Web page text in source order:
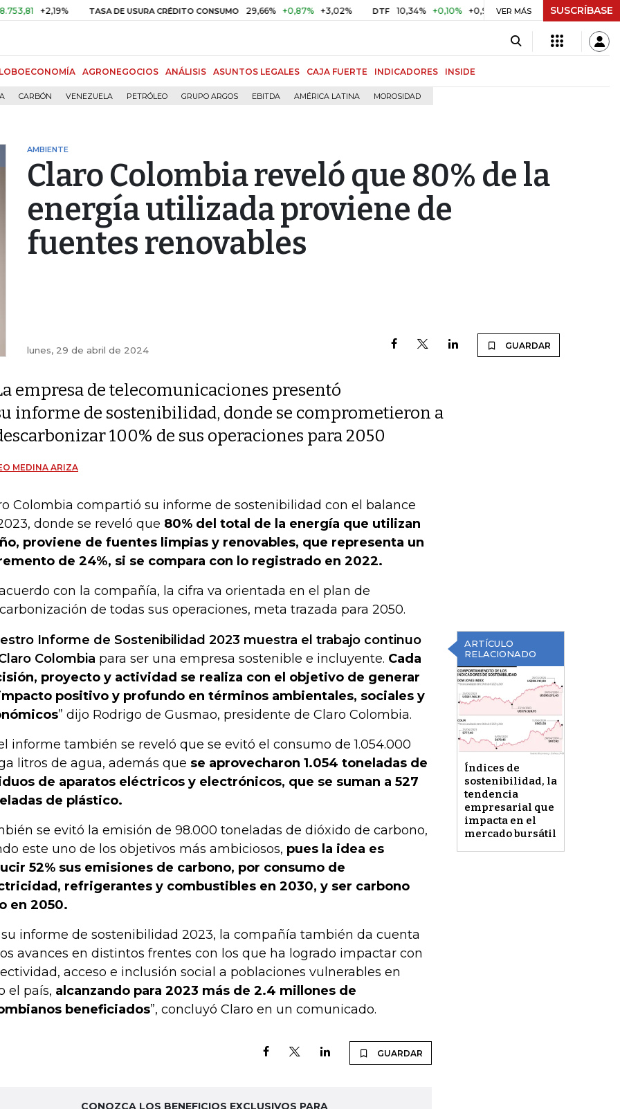
+2,19% TASA DE USURA CRÉDITO CONSUMO 29,66% +0,87% +3,02% DTF 10,34% +0,10% +0,98% UVR $ 416,86 +$ 0,05 +0,01%
VER MÁS SUSCRÍBASE
AGRONEGOCIOS ANÁLISIS ASUNTOS LEGALES CAJA FUERTE INDICADORES INSIDE
CARBÓN VENEZUELA PETRÓLEO GRUPO ARGOS EBITDA AMÉRICA LATINA MOROSIDAD
AMBIENTE
Claro Colombia reveló que 80% de la
energía utilizada proviene de
fuentes renovables
lunes, 29 de abril de 2024 GUARDAR
empresa de telecomunicaciones presentó
informe de sostenibilidad, donde se comprometieron a
100% de sus operaciones para 2050
MEDINA ARIZA
Colombia compartió su informe de sostenibilidad con el balance
donde se reveló que 80% del total de la energía que utilizan
proviene de fuentes limpias y renovables, que representa un
de 24%, si se compara con lo registrado en 2022.
con la compañía, la cifra va orientada en el plan de
de todas sus operaciones, meta trazada para 2050.
ARTÍCULO
RELACIONADO
Índices de
sostenibilidad, la
tendencia
empresarial que
impacta en el
mercado bursátil
Informe de Sostenibilidad 2023 muestra el trabajo continuo
Colombia para ser una empresa sostenible e incluyente. Cada
proyecto y actividad se realiza con el objetivo de generar
positivo y profundo en términos ambientales, sociales y
” dijo Rodrigo de Gusmao, presidente de Claro Colombia.
informe también se reveló que se evitó el consumo de 1.054.000
litros de agua, además que se aprovecharon 1.054 toneladas de
de aparatos eléctricos y electrónicos, que se suman a 527
de plástico.
se evitó la emisión de 98.000 toneladas de dióxido de carbono,
este uno de los objetivos más ambiciosos, pues la idea es
52% sus emisiones de carbono, por consumo de
refrigerantes y combustibles en 2030, y ser carbono
en 2050.
su informe de sostenibilidad 2023, la compañía también da cuenta
avances en distintos frentes con los que ha logrado impactar con
acceso e inclusión social a poblaciones vulnerables en
el país, alcanzando para 2023 más de 2.4 millones de
beneficiados”, concluyó Claro en un comunicado.
GUARDAR
CONOZCA LOS BENEFICIOS EXCLUSIVOS PARA